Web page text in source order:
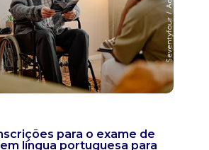
para o exame de
língua portuguesa para